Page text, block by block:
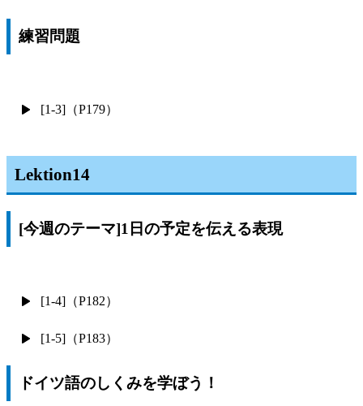
練習問題
[1-3]（P179）
Lektion14
[今週のテーマ]1日の予定を伝える表現
[1-4]（P182）
[1-5]（P183）
ドイツ語のしくみを学ぼう！